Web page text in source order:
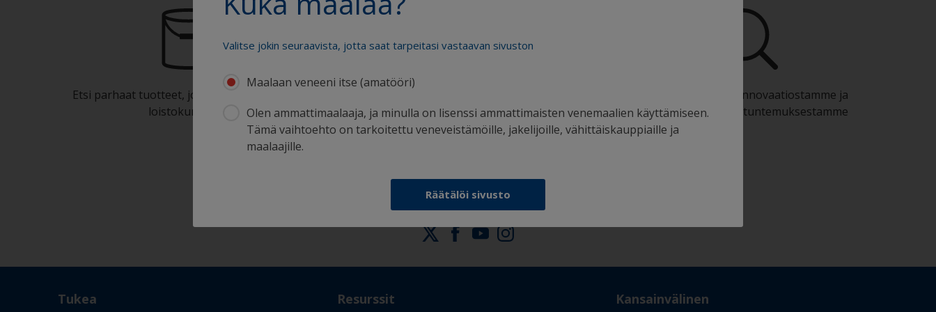
Valitse jokin seuraavista, jotta saat tarpeitasi vastaavan sivuston
Maalaan veneeni itse (amatööri)
Olen ammattimaalaaja, ja minulla on lisenssi ammattimaisten venemaalien käyttämiseen.
Tämä vaihtoehto on tarkoitettu veneveistämöille, jakelijoille, vähittäiskauppiaille ja
maalaajille.
Räätälöi sivusto
Etsi parhaat tuotteet, joilla voit pitää veneesi
loistokunnossa
maalaamiseen
Hyödy jatkuvasta innovaatiostamme ja
tieteellisestä asiantuntemuksestamme
Tukea Resurssit Kansainvälinen